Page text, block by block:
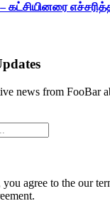
– கட்சியினரை
news from FooBar
agree to the our